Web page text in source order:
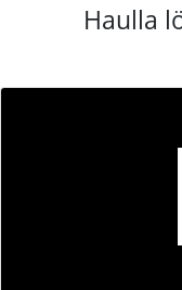
Haulla